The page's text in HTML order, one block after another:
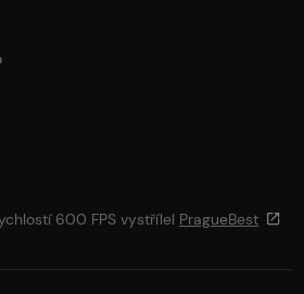
600 FPS vystřílel PragueBest